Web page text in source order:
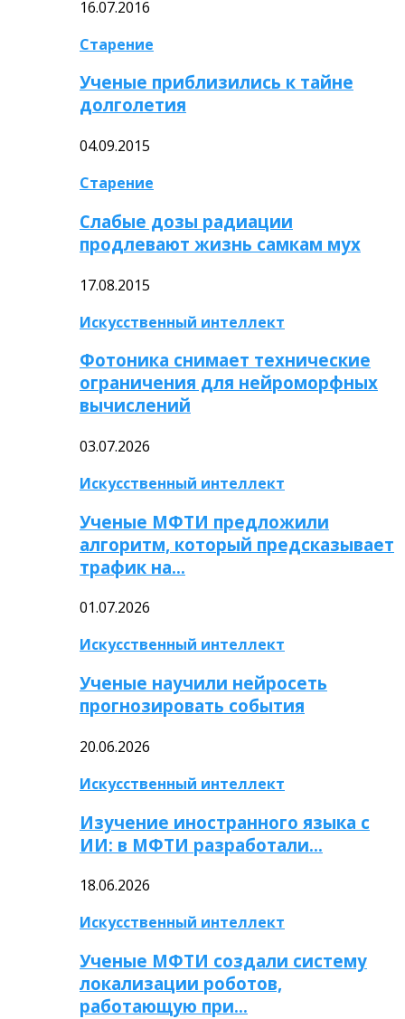
16.07.2016
Старение
Ученые приблизились к тайне
долголетия
04.09.2015
Старение
Слабые дозы радиации
продлевают жизнь самкам мух
17.08.2015
Искусственный интеллект
Фотоника снимает технические
ограничения для нейроморфных
вычислений
03.07.2026
Искусственный интеллект
Ученые МФТИ предложили
алгоритм, который предсказывает
трафик на…
01.07.2026
Искусственный интеллект
Ученые научили нейросеть
прогнозировать события
20.06.2026
Искусственный интеллект
Изучение иностранного языка с
ИИ: в МФТИ разработали…
18.06.2026
Искусственный интеллект
Ученые МФТИ создали систему
локализации роботов,
работающую при…